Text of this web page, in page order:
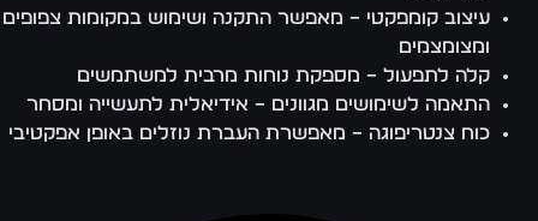
עיצוב קומפקטי – מאפשר התקנה ושימוש במקומות צפופים
ומצומצמים
קלה לתפעול – מספקת נוחות מרבית למשתמשים
התאמה לשימושים מגוונים – אידיאלית לתעשייה ומסחר
כוח צנטריפוגה – מאפשרת העברת נוזלים באופן אפקטיבי